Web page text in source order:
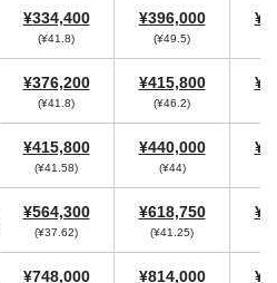
¥334,400
(¥41.8)
¥396,000
(¥49.5)
¥376,200
(¥41.8)
¥415,800
(¥46.2)
¥415,800
(¥41.58)
¥440,000
(¥44)
¥564,300
(¥37.62)
¥618,750
(¥41.25)
¥748,000 ¥814,000